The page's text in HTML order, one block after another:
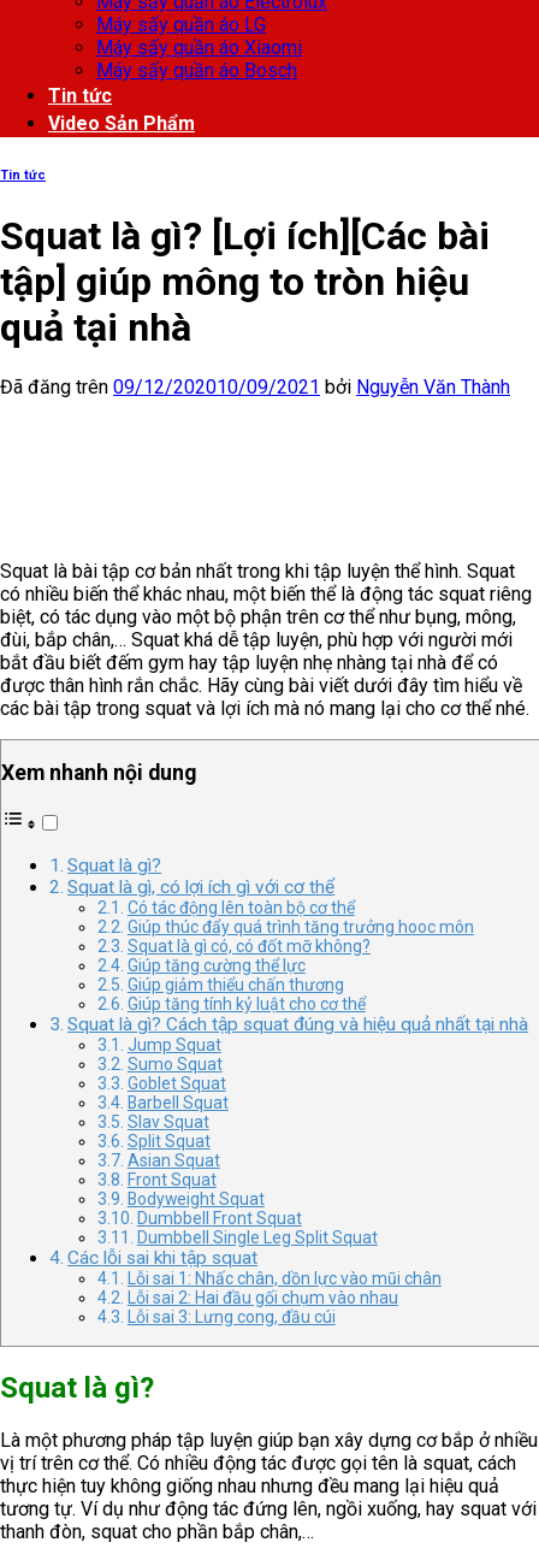
Máy sấy quần áo LG
Máy sấy quần áo Xiaomi
Máy sấy quần áo Bosch
Tin tức
Video Sản Phẩm
Tin tức
Squat là gì? [Lợi ích][Các bài
tập] giúp mông to tròn hiệu
quả tại nhà
Đã đăng trên 09/12/202010/09/2021 bởi Nguyễn Văn Thành
Squat là bài tập cơ bản nhất trong khi tập luyện thể hình. Squat
có nhiều biến thể khác nhau, một biến thể là động tác squat riêng
biệt, có tác dụng vào một bộ phận trên cơ thể như bụng, mông,
đùi, bắp chân,… Squat khá dễ tập luyện, phù hợp với người mới
bắt đầu biết đếm gym hay tập luyện nhẹ nhàng tại nhà để có
được thân hình rắn chắc. Hãy cùng bài viết dưới đây tìm hiểu về
các bài tập trong squat và lợi ích mà nó mang lại cho cơ thể nhé.
Xem nhanh nội dung
Squat là gì?
Squat là gì, có lợi ích gì với cơ thể
Có tác động lên toàn bộ cơ thể
Giúp thúc đẩy quá trình tăng trưởng hooc môn
Squat là gì có, có đốt mỡ không?
Giúp tăng cường thể lực
Giúp giảm thiểu chấn thương
Giúp tăng tính kỷ luật cho cơ thể
Squat là gì? Cách tập squat đúng và hiệu quả nhất tại nhà
Jump Squat
Sumo Squat
Goblet Squat
Barbell Squat
Slav Squat
Split Squat
Asian Squat
Front Squat
Bodyweight Squat
Dumbbell Front Squat
Dumbbell Single Leg Split Squat
Các lỗi sai khi tập squat
Lỗi sai 1: Nhấc chân, dồn lực vào mũi chân
Lỗi sai 2: Hai đầu gối chụm vào nhau
Lỗi sai 3: Lưng cong, đầu cúi
Squat là gì?
Là một phương pháp tập luyện giúp bạn xây dựng cơ bắp ở nhiều
vị trí trên cơ thể. Có nhiều động tác được gọi tên là squat, cách
thực hiện tuy không giống nhau nhưng đều mang lại hiệu quả
tương tự. Ví dụ như động tác đứng lên, ngồi xuống, hay squat với
thanh đòn, squat cho phần bắp chân,…